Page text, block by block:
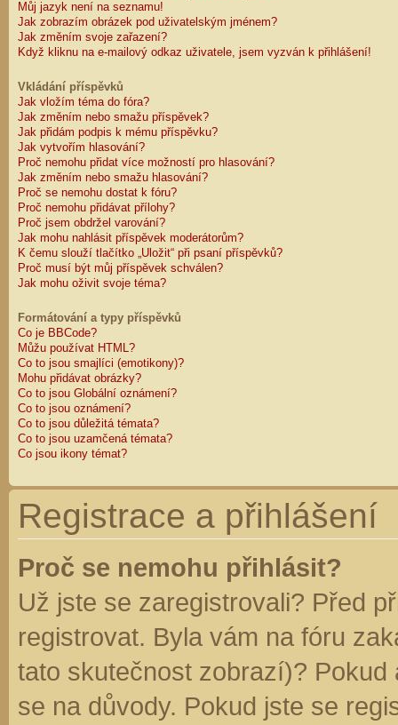
Můj jazyk není na seznamu!
Jak zobrazím obrázek pod uživatelským jménem?
Jak změním svoje zařazení?
Když kliknu na e-mailový odkaz uživatele, jsem vyzván k přihlášení!
Vkládání příspěvků
Jak vložím téma do fóra?
Jak změním nebo smažu příspěvek?
Jak přidám podpis k mému příspěvku?
Jak vytvořím hlasování?
Proč nemohu přidat více možností pro hlasování?
Jak změním nebo smažu hlasování?
Proč se nemohu dostat k fóru?
Proč nemohu přidávat přílohy?
Proč jsem obdržel varování?
Jak mohu nahlásit příspěvek moderátorům?
K čemu slouží tlačítko „Uložit“ při psaní příspěvků?
Proč musí být můj příspěvek schválen?
Jak mohu oživit svoje téma?
Formátování a typy příspěvků
Co je BBCode?
Můžu používat HTML?
Co to jsou smajlíci (emotikony)?
Mohu přidávat obrázky?
Co to jsou Globální oznámení?
Co to jsou oznámení?
Co to jsou důležitá témata?
Co to jsou uzamčená témata?
Co jsou ikony témat?
Registrace a přihlášení
Proč se nemohu přihlásit?
Už jste se zaregistrovali? Před
registrovat. Byla vám na fóru
tato skutečnost zobrazí)?
se na důvody. Pokud jste se